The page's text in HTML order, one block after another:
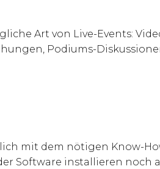
Art von Live-Events:
Podiums-
mit dem nötigen Know-
Software installieren noch